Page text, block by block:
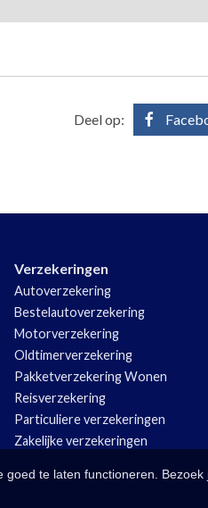
goed te laten functioneren.
Deel op:
Verzekeringen
Autoverzekering
Bestelautoverzekering
Motorverzekering
Oldtimerverzekering
Pakketverzekering Wonen
Reisverzekering
Particuliere verzekeringen
Zakelijke verzekeringen